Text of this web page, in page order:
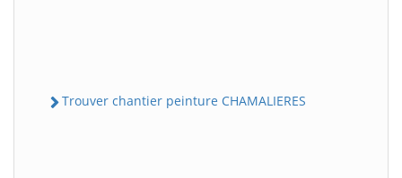
Trouver chantier peinture CHAMALIERES